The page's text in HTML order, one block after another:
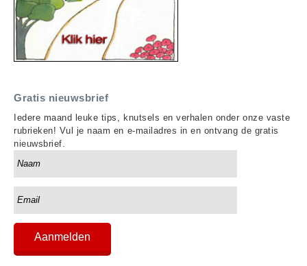
Gratis nieuwsbrief
Iedere maand leuke tips, knutsels en verhalen onder onze vaste
rubrieken! Vul je naam en e-mailadres in en ontvang de gratis
nieuwsbrief.